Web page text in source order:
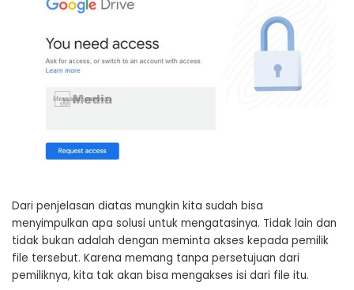
Dari penjelasan diatas mungkin kita sudah bisa
menyimpulkan apa solusi untuk mengatasinya. Tidak lain dan
tidak bukan adalah dengan meminta akses kepada pemilik
file tersebut. Karena memang tanpa persetujuan dari
pemiliknya, kita tak akan bisa mengakses isi dari file itu.